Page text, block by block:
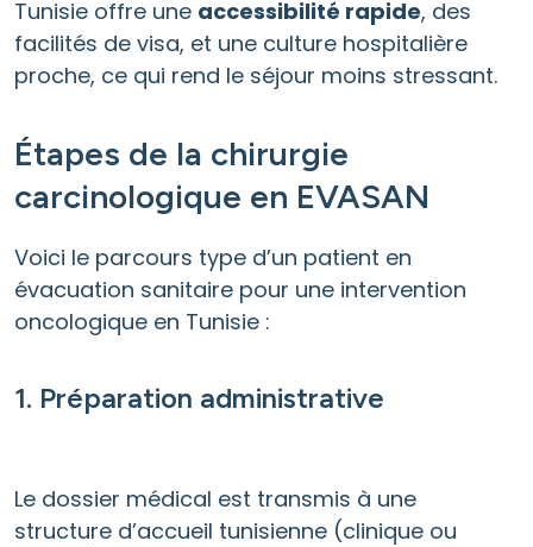
Tunisie offre une accessibilité rapide, des
facilités de visa, et une culture hospitalière
proche, ce qui rend le séjour moins stressant.
Étapes de la chirurgie
carcinologique en EVASAN
Voici le parcours type d’un patient en
évacuation sanitaire pour une intervention
oncologique en Tunisie :
1. Préparation administrative
Le dossier médical est transmis à une
structure d’accueil tunisienne (clinique ou